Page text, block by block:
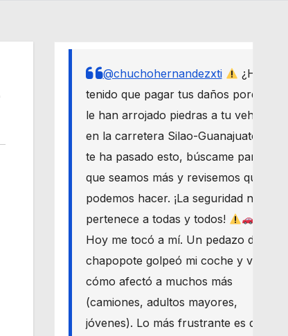
@chuchohernandezxti
¿Has
tenido que pagar tus daños porque
le han arrojado piedras a tu vehículo
en la carretera Silao-Guanajuato? Si
te ha pasado esto, búscame para
que seamos más y revisemos qué
podemos hacer. ¡La seguridad nos
pertenece a todas y todos!
Hoy me tocó a mí. Un pedazo de
chapopote golpeó mi coche y vi
cómo afectó a muchos más
(camiones, adultos mayores,
jóvenes). Lo más frustrante es que